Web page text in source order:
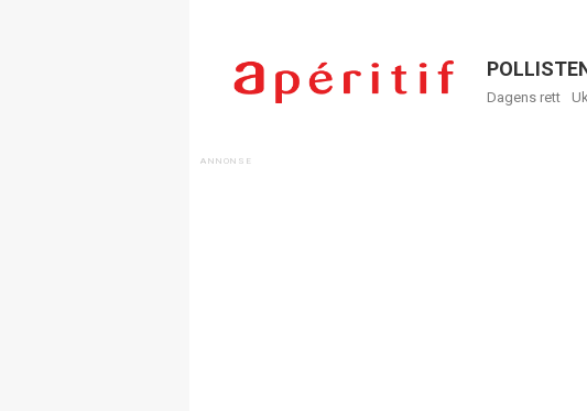
Menu
Dagens rett